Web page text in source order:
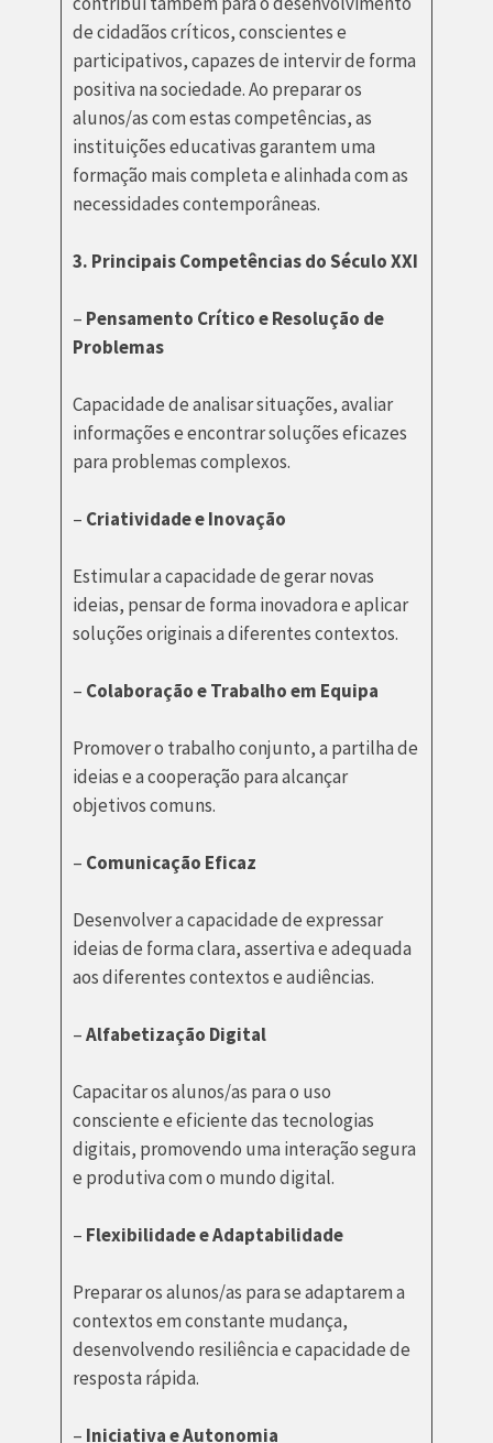
de cidadãos críticos, conscientes e
participativos, capazes de intervir de forma
positiva na sociedade. Ao preparar os
alunos/as com estas competências, as
instituições educativas garantem uma
formação mais completa e alinhada com as
necessidades contemporâneas.
3. Principais Competências do Século XXI
– Pensamento Crítico e Resolução de
Problemas
Capacidade de analisar situações, avaliar
informações e encontrar soluções eficazes
para problemas complexos.
– Criatividade e Inovação
Estimular a capacidade de gerar novas
ideias, pensar de forma inovadora e aplicar
soluções originais a diferentes contextos.
– Colaboração e Trabalho em Equipa
Promover o trabalho conjunto, a partilha de
ideias e a cooperação para alcançar
objetivos comuns.
– Comunicação Eficaz
Desenvolver a capacidade de expressar
ideias de forma clara, assertiva e adequada
aos diferentes contextos e audiências.
–Alfabetização Digital
Capacitar os alunos/as para o uso
consciente e eficiente das tecnologias
digitais, promovendo uma interação segura
e produtiva com o mundo digital.
– Flexibilidade e Adaptabilidade
Preparar os alunos/as para se adaptarem a
contextos em constante mudança,
desenvolvendo resiliência e capacidade de
resposta rápida.
– Iniciativa e Autonomia